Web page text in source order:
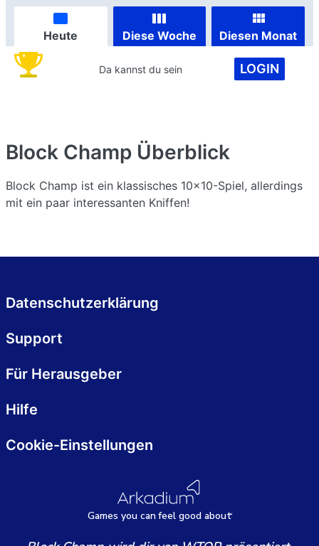
Heute Diese Woche Diesen Monat
Da kannst du sein LOGIN
Block Champ Überblick
Block Champ ist ein klassisches 10x10-Spiel, allerdings
mit ein paar interessanten Kniffen!
Games you canfeel good about
Datenschutzerklärung
Support
Für Herausgeber
Hilfe
Cookie-Einstellungen